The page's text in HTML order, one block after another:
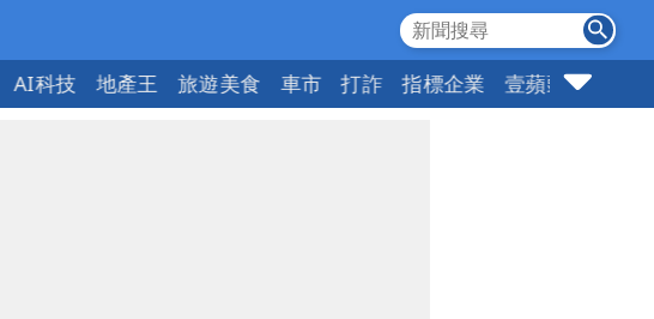
AI科技 地產王 旅遊美食 車市 打詐 指標企業 壹蘋頭家